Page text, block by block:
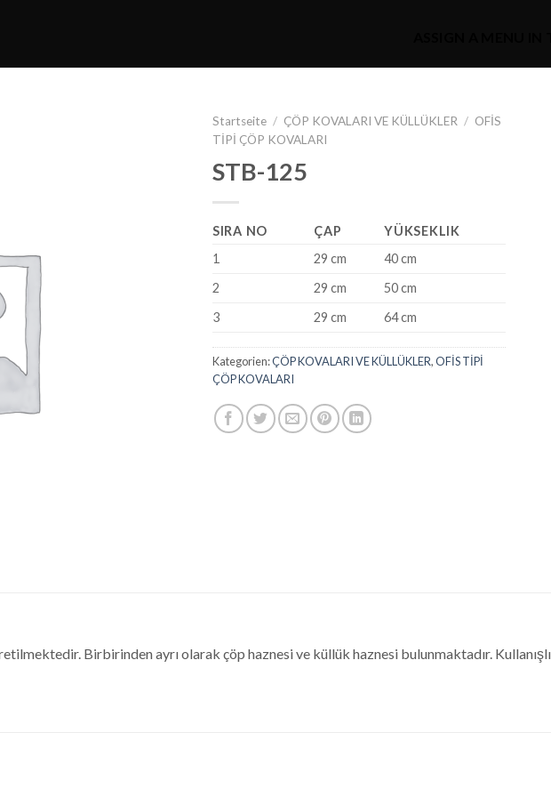
Startseite / ÇÖP KOVALARI VE KÜLLÜKLER / OFİS
TİPİ ÇÖP KOVALARI
STB-125
SIRA NO ÇAP
YÜKSEKLIK
1
29 cm
40 cm
2
29 cm
50 cm
3
29 cm 64 cm
Kategorien:ÇÖP KOVALARI VE KÜLLÜKLER,OFİS TİPİ
ÇÖP KOVALARI
Birbirinden ayrı olarak çöp haznesi ve küllük haznesi bulunmaktadır.